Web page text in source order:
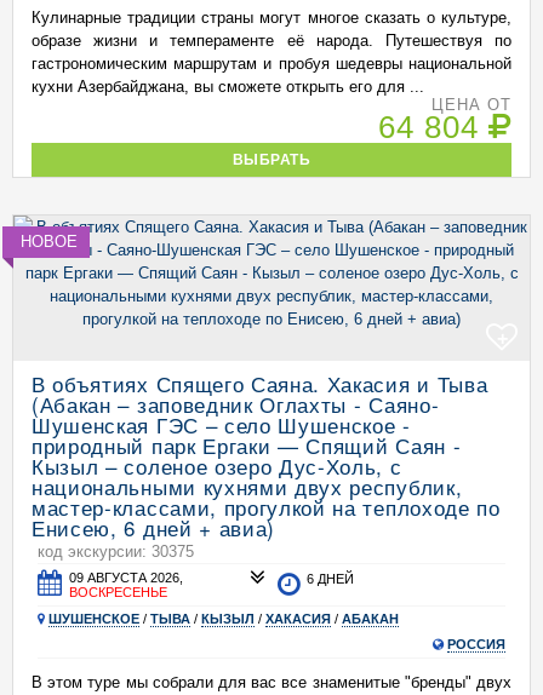
Кулинарные традиции страны могут многое сказать о культуре,
образе жизни и темпераменте её народа. Путешествуя по
гастрономическим маршрутам и пробуя шедевры национальной
кухни Азербайджана, вы сможете открыть его для ...
ЦЕНА ОТ
64 804
ВЫБРАТЬ
НОВОЕ
В объятиях Спящего Саяна. Хакасия и Тыва
(Абакан – заповедник Оглахты - Саяно-
Шушенская ГЭС – село Шушенское -
природный парк Ергаки — Спящий Саян -
Кызыл – соленое озеро Дус-Холь, с
национальными кухнями двух республик,
мастер-классами, прогулкой на теплоходе по
Енисею, 6 дней + авиа)
код экскурсии: 30375
09 АВГУСТА 2026,
ВОСКРЕСЕНЬЕ
6 ДНЕЙ
ШУШЕНСКОЕ / ТЫВА / КЫЗЫЛ / ХАКАСИЯ / АБАКАН
РОССИЯ
В этом туре мы собрали для вас все знаменитые "бренды" двух